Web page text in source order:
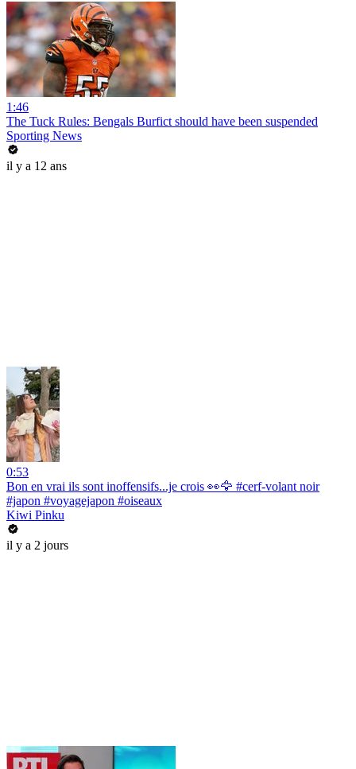
1:46
The Tuck Rules: Bengals Burfict should have been suspended
Sporting News
il y a 12 ans
0:53
Bon en vrai ils sont inoffensifs...je crois 👀🦅 #cerf-volant noir
#japon #voyagejapon #oiseaux
Kiwi Pinku
il y a 2 jours